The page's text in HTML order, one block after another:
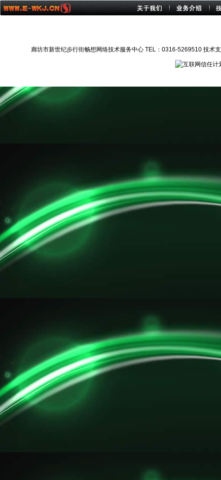
廊坊市新世纪步行街畅想网络技术服务中心 TEL：0316-5269510 技